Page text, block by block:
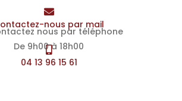
nous par mail
nous par téléphone
De 9h00 à 18h00
04 13 96 15 61